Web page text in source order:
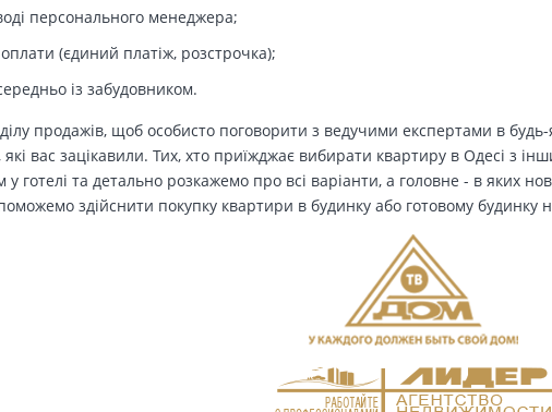
персонального менеджера;
(єдиний платіж, розстрочка);
із забудовником.
продажів, щоб особисто поговорити з ведучими експертами в
які вас зацікавили. Тих, хто приїжджає вибирати квартиру в Одесі з
готелі та детально розкажемо про всі варіанти, а головне - в яких
здійснити покупку квартири в будинку або готовому будинку